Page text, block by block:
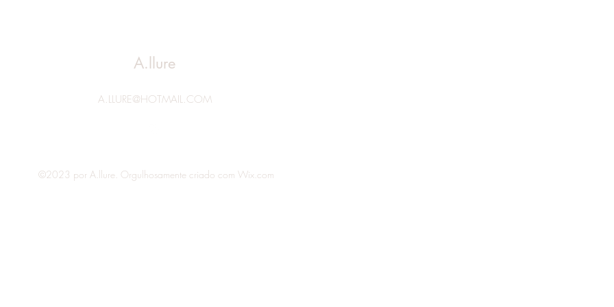
A.llure
A.LLURE@HOTMAIL.COM
©2023 por A.llure. Orgulhosamente criado com Wix.com